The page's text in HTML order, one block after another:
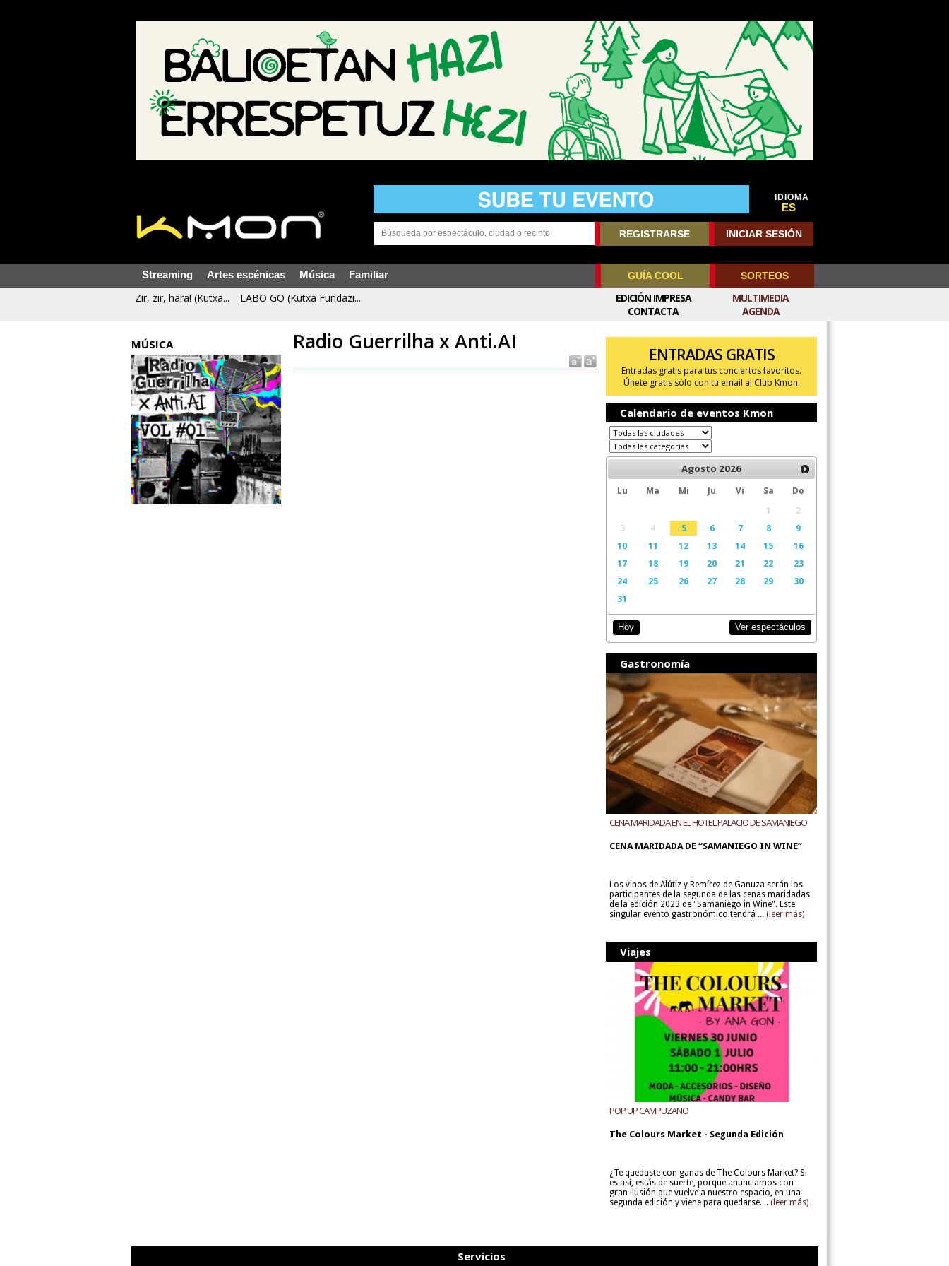
IDIOMA
ES
REGISTRARSE INICIAR SESIÓN
Streaming Artes escénicas Música Familiar GUÍA COOL SORTEOS
Zir, zir, hara! (Kutxa... LABO GO (Kutxa Fundazi...
MULTIMEDIA
AGENDA
EDICIÓN IMPRESA
CONTACTA
MÚSICA Radio Guerrilha x Anti.AI
ENTRADAS GRATIS
Entradas gratis para tus conciertos favoritos.
Únete gratis sólo con tu email al Club Kmon.
Calendario de eventos Kmon
Agosto 2026
Lu Ma Mi Ju Vi Sa
Do
1
2
3
4 5 6 7 8
9
10
11 12 13 14 15
16
17
18 19 20 21 22
23
24
25 26 27 28 29
30
31
Hoy Ver espectáculos
Gastronomía
CENA MARIDADA EN EL HOTEL PALACIO DE SAMANIEGO
CENA MARIDADA DE “SAMANIEGO IN WINE”
Los vinos de Alútiz y Remírez de Ganuza serán los
participantes de la segunda de las cenas maridadas
de la edición 2023 de "Samaniego in Wine". Este
singular evento gastronómico tendrá ... (leer más)
Viajes
POP UP CAMPUZANO
The Colours Market - Segunda Edición
¿Te quedaste con ganas de The Colours Market? Si
es así, estás de suerte, porque anunciamos con
gran ilusión que vuelve a nuestro espacio, en una
segunda edición y viene para quedarse.... (leer más)
Servicios